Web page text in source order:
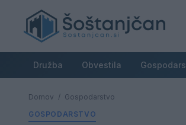
Družba Obvestila
Domov / Gospodarstvo
GOSPODARSTVO